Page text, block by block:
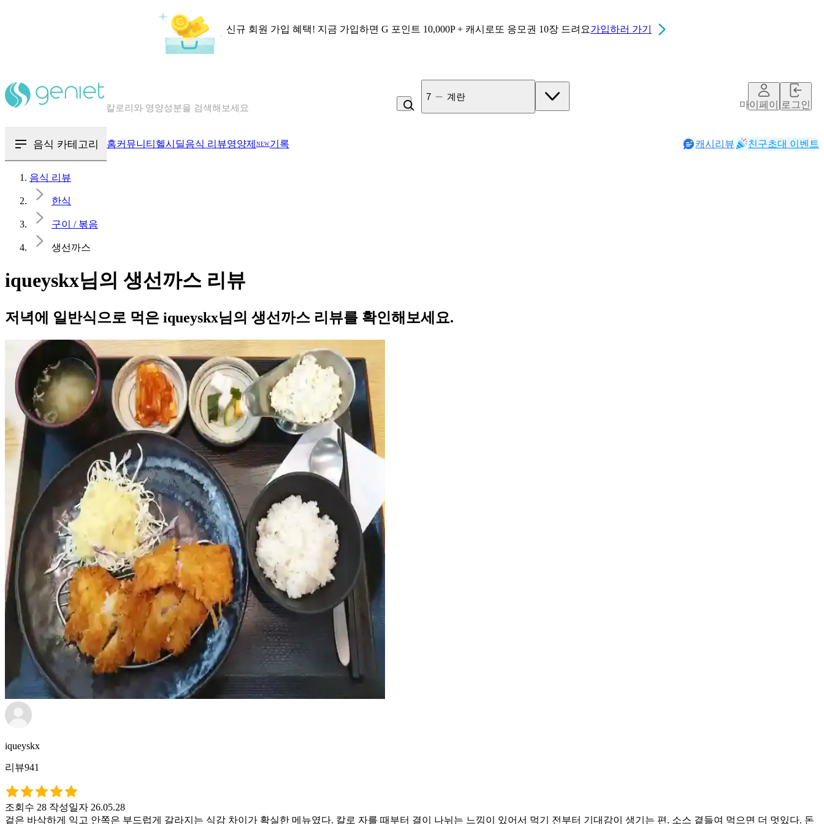
신규 회원 가입 혜택! 지금 가입하면 G 포인트 10,000P + 캐시로또 응모권 10장 드려요가입하러 가기
혈당 · 다이어트 음식 검색해보세요
7 계란
마이페이지로그인
음식 카테고리 홈커뮤니티 헬시딜음식 리뷰영양제 NEW기록 캐시리뷰 친구초대 이벤트
음식 리뷰
한식
구이 / 볶음
생선까스
iqueyskx님의 생선까스 리뷰
저녁에 일반식으로 먹은 iqueyskx님의 생선까스 리뷰를 확인해보세요.
iqueyskx
리뷰941
조회수 28 작성일자 26.05.28
겉은 바삭하게 익고 안쪽은 부드럽게 갈라지는 식감 차이가 확실한 메뉴였다. 칼로 자를 때부터 결이 나뉘는 느낌이 있어서 먹기 전부터 기대감이 생기는 편. 소스 곁들여 먹으면 더 멋있다. 돈